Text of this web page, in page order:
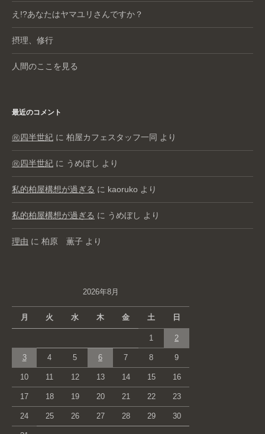
え!?あなたはヤマユリさんですか？
摂理、修行
人間のここを見る
最近のコメント
㊗️四半世紀 に 柏屋カフェスタッフ一同 より
㊗️四半世紀 に うめぼし より
私的柏屋構想が過ぎる に kaoruko より
私的柏屋構想が過ぎる に うめぼし より
理由 に 柏原 薫子 より
2026年8月
月 火 水 木 金 土 日
1 2
3 4 5 6 7 8 9
10 11 12 13 14 15 16
17 18 19 20 21 22 23
24 25 26 27 28 29 30